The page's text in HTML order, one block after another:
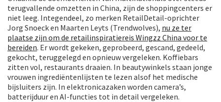
terugvallende omzetten in China, zijn de shoppingcenters er
niet leeg. Integendeel, zo merken RetailDetail-oprichter
Jorg Snoeck en Maarten Leyts (Trendwolves), nu ze ter
plaatse zijn om de retailinspiratiereis Wingzz China voor te
bereiden. Er wordt gekeken, geprobeerd, gescand, gedeeld,
gekocht, teruggelegd en opnieuw vergeleken. Koffiebars
zitten vol, restaurants draaien. In beautywinkels staan jonge
vrouwen ingrediëntenlijsten te lezen alsof het medische
bijsluiters zijn. In elektronicazaken worden camera’s,
batterijduur en AI-functies tot in detail vergeleken.